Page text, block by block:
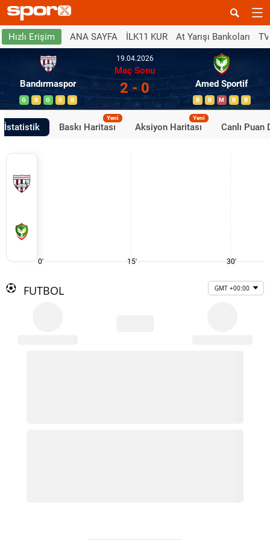
Hızlı Erişim ANA SAYFA İLK11 KUR At Yarışı Bankoları
Bandırmaspor
G B G B B
19.04.2026
Maç Sonu
2 - 0 Amed Sportif
B B M B B
İstatistik Baskı Haritası
Yeni
Aksiyon Haritası
Yeni
Canlı Puan
0' 15' 30'
FUTBOL GMT +00:00